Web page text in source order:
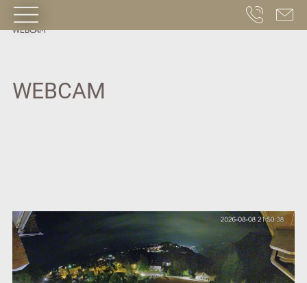
HOME COME RAGGIUNGERCI
WEBCAM
WEBCAM